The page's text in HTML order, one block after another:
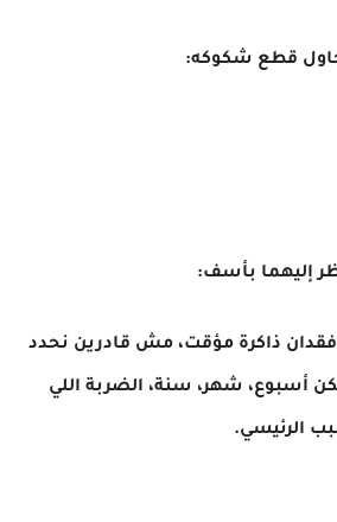
قطع شكوكه:
إليهما بأسف:
ذاكرة مؤقت، مش قادرين نحدد
أسبوع، شهر، سنة، الضربة اللي
الرئيسي.